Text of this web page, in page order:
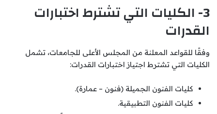
3- الكليات التي تشترط اختبارات
القدرات
وفقًا للقواعد المعلنة من المجلس الأعلى للجامعات، تشمل
الكليات التي تشترط اجتياز اختبارات القدرات:
كليات الفنون الجميلة (فنون – عمارة).
كليات الفنون التطبيقية.